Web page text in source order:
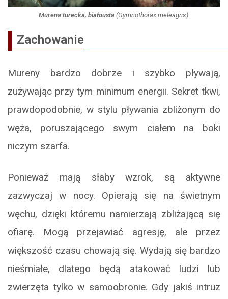
Murena turecka, białousta (Gymnothorax meleagris).
Zachowanie
Mureny bardzo dobrze i szybko pływają,
zużywając przy tym minimum energii. Sekret tkwi,
prawdopodobnie, w stylu pływania zbliżonym do
węża, poruszającego swym ciałem na boki
niczym szarfa.
Ponieważ mają słaby wzrok, są aktywne
zazwyczaj w nocy. Opierają się na świetnym
węchu, dzięki któremu namierzają zbliżającą się
ofiarę. Mogą przejawiać agresję, ale przez
większość czasu chowają się. Wydają się bardzo
nieśmiałe, dlatego będą atakować ludzi lub
zwierzęta tylko w samoobronie. Gdy jakiś intruz